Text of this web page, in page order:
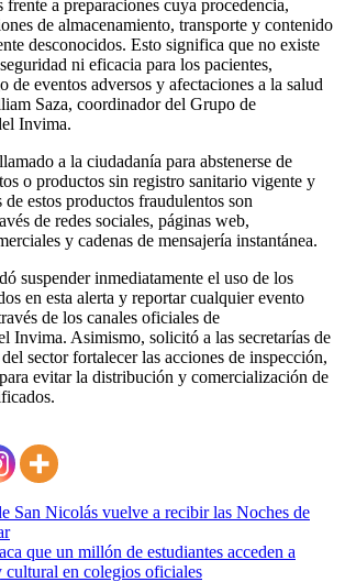
frente a preparaciones cuya procedencia,
de almacenamiento, transporte y contenido
desconocidos. Esto significa que no existe
ni eficacia para los pacientes,
de eventos adversos y afectaciones a la salud
Saza, coordinador del Grupo de
Invima.
a la ciudadanía para abstenerse de
o productos sin registro sanitario vigente y
estos productos fraudulentos son
de redes sociales, páginas web,
y cadenas de mensajería instantánea.
suspender inmediatamente el uso de los
en esta alerta y reportar cualquier evento
de los canales oficiales de
Invima. Asimismo, solicitó a las secretarías de
sector fortalecer las acciones de inspección,
evitar la distribución y comercialización de
San Nicolás vuelve a recibir las Noches de
que un millón de estudiantes acceden a
cultural en colegios oficiales